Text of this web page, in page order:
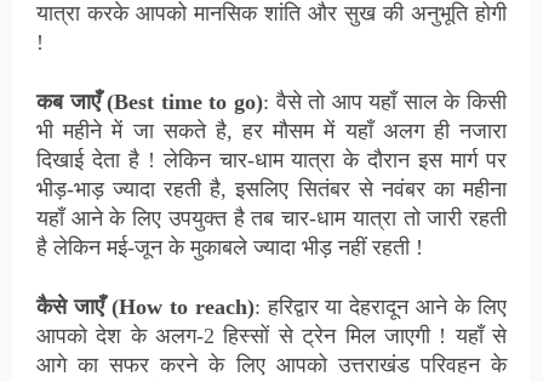
यात्रा करके आपको मानसिक शांति और सुख की अनुभूति होगी
!
कब जाएँ(Best time to go): वैसे तो आप यहाँ साल के किसी
भी महीने में जा सकते है, हर मौसम में यहाँ अलग ही नजारा
दिखाई देता है ! लेकिन चार-धाम यात्रा के दौरान इस मार्ग पर
भीड़-भाड़ ज्यादा रहती है, इसलिए सितंबर से नवंबर का महीना
यहाँ आने के लिए उपयुक्त है तब चार-धाम यात्रा तो जारी रहती
है लेकिन मई-जून के मुकाबले ज्यादा भीड़ नहीं रहती !
कैसे जाएँ (How to reach): हरिद्वार या देहरादून आने के लिए
आपको देश के अलग-2 हिस्सों से ट्रेन मिल जाएगी ! यहाँ से
आगे का सफर करने के लिए आपको उत्तराखंड परिवहन के